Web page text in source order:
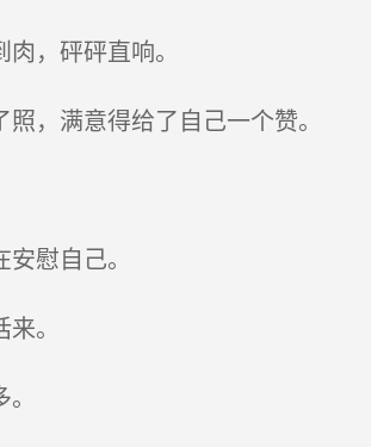
，砰砰直响。
，满意得给了自己一个赞。
慰自己。
。